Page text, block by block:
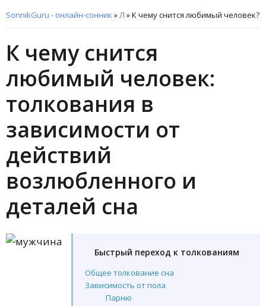
SonnikGuru - онлайн-сонник »Л »К чему снится любимый человек?
К чему снится
любимый человек:
толкования в
зависимости от
действий
возлюбленного и
деталей сна
Быстрый переход к толкованиям
Общее толкование сна
Зависимость от пола
Парню